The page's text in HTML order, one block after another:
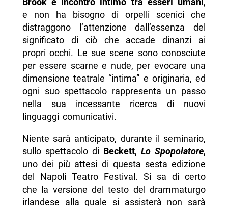
e non ha bisogno di orpelli scenici che
distraggono l’attenzione dall’essenza del
significato di ciò che accade dinanzi ai
propri occhi. Le sue scene sono conosciute
per essere scarne e nude, per evocare una
dimensione teatrale “intima” e originaria, ed
ogni suo spettacolo rappresenta un passo
nella sua incessante ricerca di nuovi
linguaggi comunicativi.
Niente sarà anticipato, durante il seminario,
sullo spettacolo di Beckett,Lo Spopolatore,
uno dei più attesi di questa sesta edizione
del Napoli Teatro Festival. Si sa di certo
che la versione del testo del drammaturgo
irlandese alla quale si assisterà non sarà